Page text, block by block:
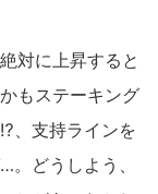
対に上昇すると
もステーキング
、支持ラインを
どうしよう、